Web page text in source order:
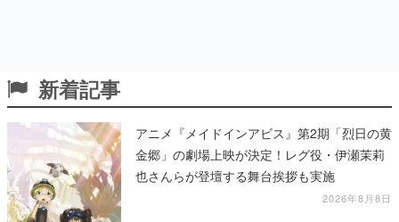
新着記事
アニメ『メイドインアビス』第2期「烈日の黄
金郷」の劇場上映が決定！レグ役・伊瀬茉莉
也さんらが登壇する舞台挨拶も実施
2026年8月8日